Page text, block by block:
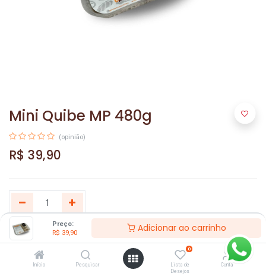
Preço:
R$ 39,90 Adicionar ao carrinho
Início Pesquisar
0
Lista de
Desejos
Conta
Mini Quibe MP 480g
(opinião)
R$ 39,90
Adicionar ao carrinho